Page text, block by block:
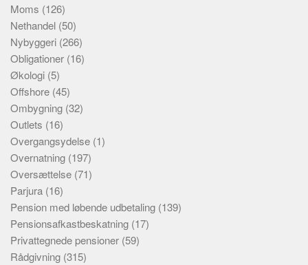
Moms (126)
Nethandel (50)
Nybyggeri (266)
Obligationer (16)
Økologi (5)
Offshore (45)
Ombygning (32)
Outlets (16)
Overgangsydelse (1)
Overnatning (197)
Oversættelse (71)
Parjura (16)
Pension med løbende udbetaling (139)
Pensionsafkastbeskatning (17)
Privattegnede pensioner (59)
Rådgivning (315)